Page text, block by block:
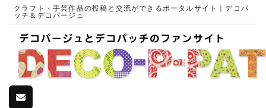
クラフト・手芸作品の投稿と交流ができるポータルサイト｜デコパ
ッチ＆デコパージュ